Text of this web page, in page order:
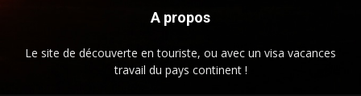
A propos
Le site de découverte en touriste, ou avec un visa vacances
travail du pays continent !